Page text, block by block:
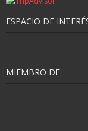
ESPACIO DE
MIEMBRO DE